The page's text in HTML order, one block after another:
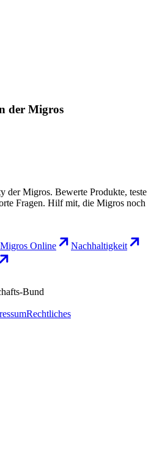
der Migros
der Migros. Bewerte Produkte, teste
Fragen. Hilf mit, die Migros noch
Migros Online
Nachhaltigkeit
Bund
Rechtliches